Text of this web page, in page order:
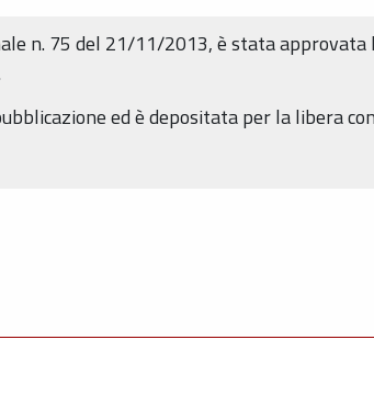
n. 75 del 21/11/2013, è stata
ed è depositata per la libera